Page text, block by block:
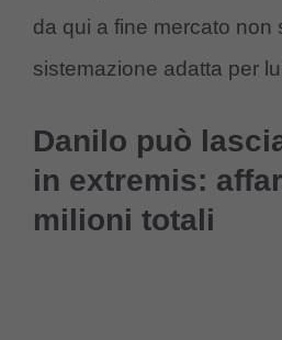
da qui a fine mercato non
sistemazione adatta per
Danilo può
in extremis:
milioni totali